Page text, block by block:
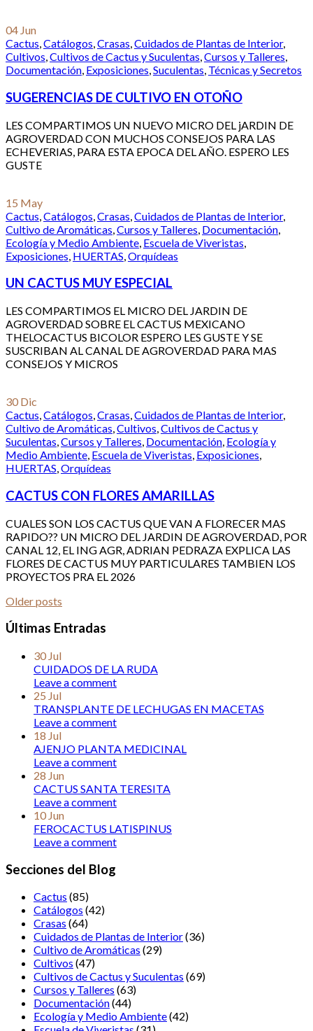
04 Jun
Cactus,Catálogos,Crasas,Cuidados de Plantas de Interior,
Cultivos,Cultivos de Cactus y Suculentas,Cursos y Talleres,
Documentación, Exposiciones,Suculentas, Técnicas y Secretos
SUGERENCIAS DE CULTIVO EN OTOÑO
LES COMPARTIMOS UN NUEVO MICRO DEL jARDIN DE
AGROVERDAD CON MUCHOS CONSEJOS PARA LAS
ECHEVERIAS, PARA ESTA EPOCA DEL AÑO. ESPERO LES
GUSTE
15 May
Cactus Catálogos Crasas Cuidados de Plantas de Interior,
Cultivo de Aromáticas Cursos y Talleres Documentación
Ecología y Medio Ambiente Escuela de Viveristas
Exposiciones HUERTAS Orquídeas
UN CACTUS MUY ESPECIAL
LES COMPARTIMOS EL MICRO DEL JARDIN DE
AGROVERDAD SOBRE EL CACTUS MEXICANO
THELOCACTUS BICOLOR ESPERO LES GUSTE Y SE
SUSCRIBAN AL CANAL DE AGROVERDAD PARA MAS
CONSEJOS Y MICROS
30 Dic
Cactus,Catálogos,Crasas,Cuidados de Plantas de Interior,
Cultivo de Aromáticas,Cultivos,Cultivos de Cactus y
Suculentas,Cursos y Talleres, Documentación, Ecología y
Medio Ambiente, Escuela de Viveristas, Exposiciones,
HUERTAS,Orquídeas
CACTUS CON FLORES AMARILLAS
CUALES SON LOS CACTUS QUE VAN A FLORECER MAS
RAPIDO?? UN MICRO DEL JARDIN DE AGROVERDAD, POR
CANAL 12, EL ING AGR, ADRIAN PEDRAZA EXPLICA LAS
FLORES DE CACTUS MUY PARTICULARES TAMBIEN LOS
PROYECTOS PRA EL 2026
Older posts
Últimas Entradas
30 Jul
CUIDADOS DE LA RUDA
Leave a comment
25 Jul
TRANSPLANTE DE LECHUGAS EN MACETAS
Leave a comment
18 Jul
AJENJO PLANTA MEDICINAL
Leave a comment
28 Jun
CACTUS SANTA TERESITA
Leave a comment
10 Jun
FEROCACTUS LATISPINUS
Leave a comment
Secciones del Blog
Cactus (85)
Catálogos (42)
Crasas (64)
Cuidados de Plantas de Interior(36)
Cultivo de Aromáticas (29)
Cultivos (47)
Cultivos de Cactus y Suculentas (69)
Cursos y Talleres (63)
Documentación(44)
Ecología y Medio Ambiente(42)